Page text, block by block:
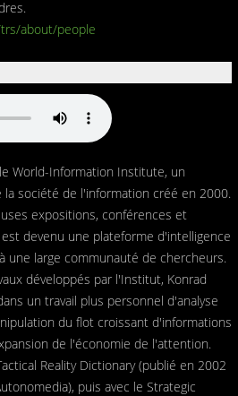
about/people
World-Information Institute, un
société de l'information créé en 2000.
expositions, conférences et
devenu une plateforme d'intelligence
une large communauté de chercheurs.
développés par l'Institut, Konrad
un travail plus personnel d'analyse
du flot croissant d'informations
de l'économie de l'attention.
Reality Dictionary (publié en 2002
puis avec le Strategic